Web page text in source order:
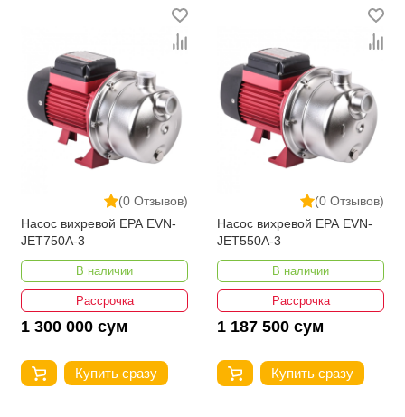
(0 Отзывов)
Насос вихревой EPA EVN-
JET750A-3
В наличии
Рассрочка
1 300 000 сум
Купить сразу
(0 Отзывов)
Насос вихревой EPA EVN-
JET550A-3
В наличии
Рассрочка
1 187 500 сум
Купить сразу